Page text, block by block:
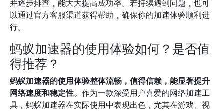
并逐步排查，能大大提高成功率。若持续遇到问题，也可
以通过官方客服渠道获得帮助，确保你的加速体验顺利进
行。
蚂蚁加速器的使用体验如何？是否值
得推荐？
蚂蚁加速器的使用体验整体流畅，值得信赖，能显著提升
网络速度和稳定性。 作为一款深受用户喜爱的网络加速工
具，蚂蚁加速器在实际使用中表现出色，尤其在游戏、视